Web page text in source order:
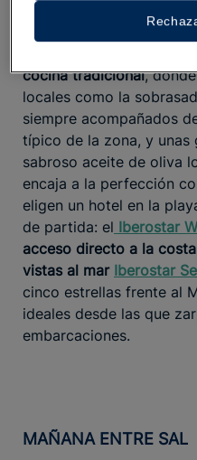
ketch de roble de 1934,
disfrutar de un chárter
cocina tradicional,
locales como la
siempre acompañados
típico de la zona, y unas
sabroso aceite de oliva
encaja a la perfección
eligen un hotel en la
de partida: el Iberostar
acceso directo a la
vistas al mar Iberostar
cinco estrellas frente al
ideales desde las que
embarcaciones.
MAÑANA ENTRE SAL